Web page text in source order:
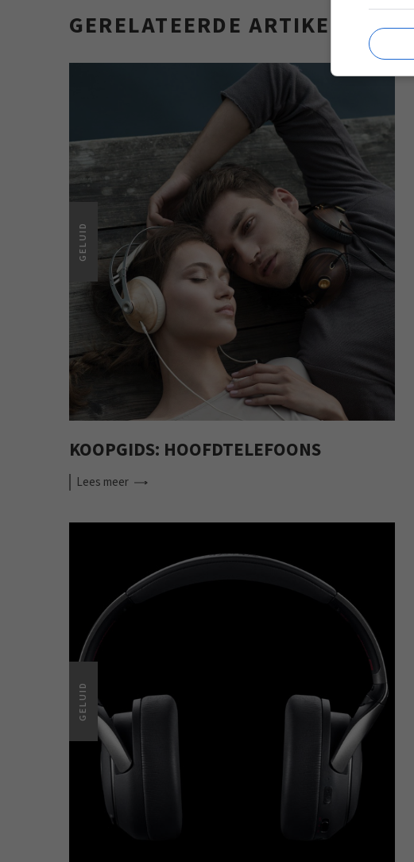
GERELATEERDE ARTIKELEN
GELUID
KOOPGIDS: HOOFDTELEFOONS
Lees meer
GELUID